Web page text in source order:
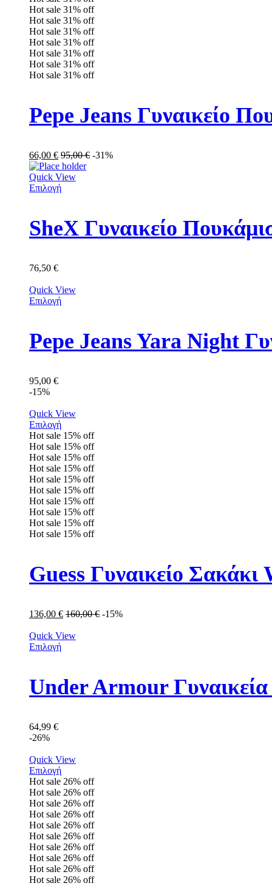
Hot sale 31% off
Hot sale 31% off
Hot sale 31% off
Hot sale 31% off
Hot sale 31% off
Hot sale 31% off
Hot sale 31% off
Pepe Jeans Γυναικείο
66,00 € 95,00€ -31%
Quick View
Επιλογή
SheX Γυναικείο
76,50 €
Quick View
Επιλογή
Pepe Jeans Yara Night
95,00 €
-15%
Quick View
Επιλογή
Hot sale 15% off
Hot sale 15% off
Hot sale 15% off
Hot sale 15% off
Hot sale 15% off
Hot sale 15% off
Hot sale 15% off
Hot sale 15% off
Hot sale 15% off
Hot sale 15% off
Guess Γυναικείο
136,00 € 160,00€ -15%
Quick View
Επιλογή
Under Armour
64,99 €
-26%
Quick View
Επιλογή
Hot sale 26% off
Hot sale 26% off
Hot sale 26% off
Hot sale 26% off
Hot sale 26% off
Hot sale 26% off
Hot sale 26% off
Hot sale 26% off
Hot sale 26% off
Hot sale 26% off